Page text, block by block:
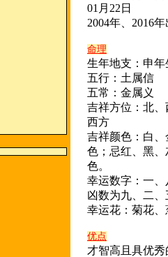
01月22日
2004年、2016
命理
生年地支：申年
五行：土属信
五常：金属义
吉祥方位：北、
西方
吉祥颜色：白、
色；忌红、黑、
色。
幸运数字：一、
凶数为九、二、
幸运花：菊花、
优点
才智高且具优